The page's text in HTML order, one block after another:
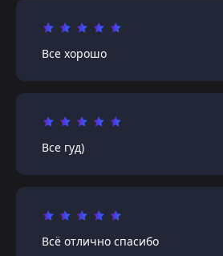
Все хорошо
Все гуд)
Всё отлично спасибо